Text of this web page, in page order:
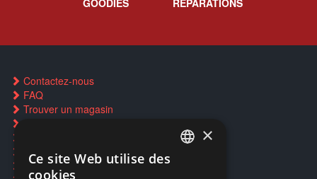
GOODIES RÉPARATIONS
Contactez-nous
FAQ
Trouver un magasin
Restauration CD griffés
Réparations & SAV
×
Ce site Web utilise des
cookies